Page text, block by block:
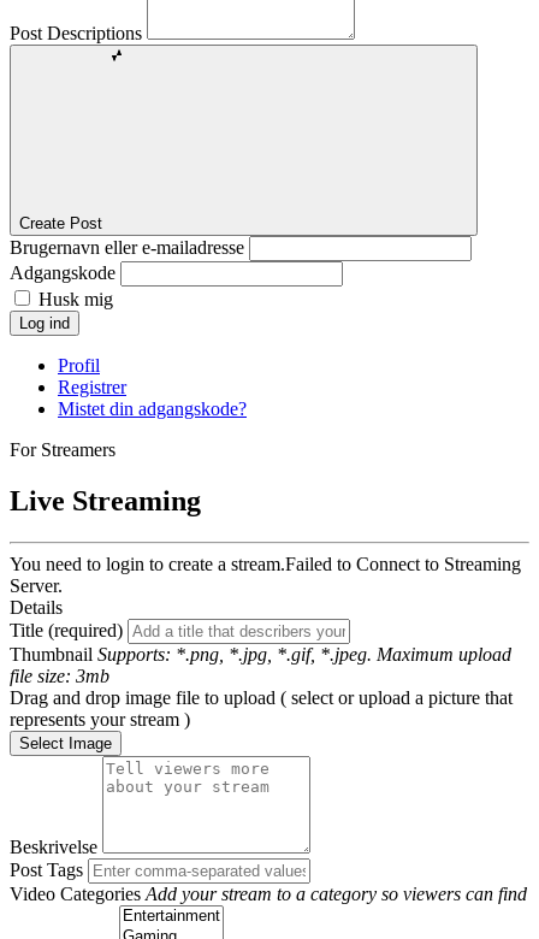
Post Descriptions
Create Post
Brugernavn eller e-mailadresse
Adgangskode
Husk mig
Log ind
Profil
Registrer
Mistet din adgangskode?
For Streamers
Live Streaming
You need to login to create a stream.Failed to Connect to Streaming
Server.
Details
Title (required)
Thumbnail Supports: *.png, *.jpg, *.gif, *.jpeg. Maximum upload
file size: 3mb
Drag and drop image file to upload ( select or upload a picture that
represents your stream )
Select Image
Beskrivelse
Post Tags
Video Categories Add your stream to a category so viewers can find